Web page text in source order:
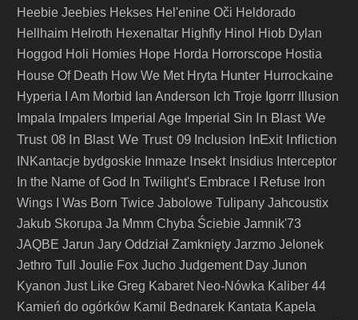
Heebie Jeebies Hekses Hel'enine Oči Heldorado
Hellhaim Helroth Hexenaltar Highfly Hinol Hiob Dylan
Hoggod Holi Homies Hope Horda Horrorscope Hostia
House Of Death How We Met Hryta Hunter Hurrockaine
Hyperia
I Am Morbid Ian Anderson Ich Troje Igorrr
Illusion
Impala Impalers Imperial Age Imperial Sin In Blast We
Trust 08 In Blast We Trust 09 Inclusion InExit Infliction
INKantacje bydgoskie Inmaze Insekt Insidius Interceptor
In the Name of God
In Twilight's Embrace I Refuse Iron
Wings
I Was Born Twice Jabolowe Tulipany Jahcoustix
Jakub Skorupa Ja Mmm Chyba Ściebie Jamnik'73
JAQBE Jarun Jary Oddział Zamknięty Jarzmo Jelonek
Jethro Tull
Joulie Fox Jucho Judgement Day Junon
Kyanon Just Like Greg Kabaret Neo-Nówka Kaliber 44
Kamień do ogórków Kamil Bednarek Kantata Kapela